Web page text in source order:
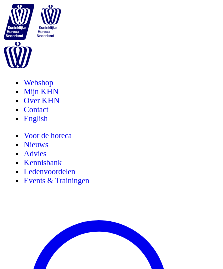
Webshop
Mijn KHN
Over KHN
Contact
English
Voor de horeca
Nieuws
Advies
Kennisbank
Ledenvoordelen
Events & Trainingen